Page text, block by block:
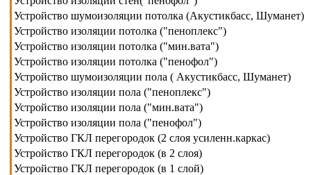
Устройство шумоизоляции потолка (Акустикбасс, Шуманет)
Устройство изоляции потолка ("пеноплекс")
Устройство изоляции потолка ("мин.вата")
Устройство изоляции потолка ("пенофол")
Устройство шумоизоляции пола ( Акустикбасс, Шуманет)
Устройство изоляции пола ("пеноплекс")
Устройство изоляции пола ("мин.вата")
Устройство изоляции пола ("пенофол")
Устройство ГКЛ перегородок (2 слоя усиленн.каркас)
Устройство ГКЛ перегородок (в 2 слоя)
Устройство ГКЛ перегородок (в 1 слой)